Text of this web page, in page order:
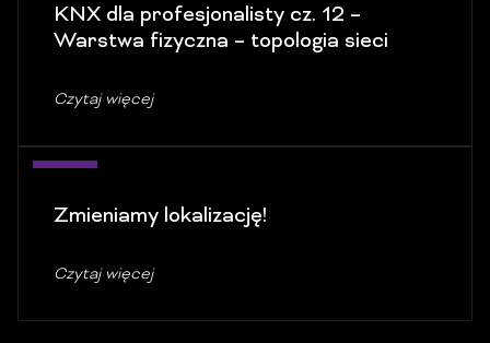
lis
KNX dla profesjonalisty cz. 12 –
Warstwa fizyczna – topologia sieci
Czytaj więcej
lis
Zmieniamy lokalizację!
Czytaj więcej